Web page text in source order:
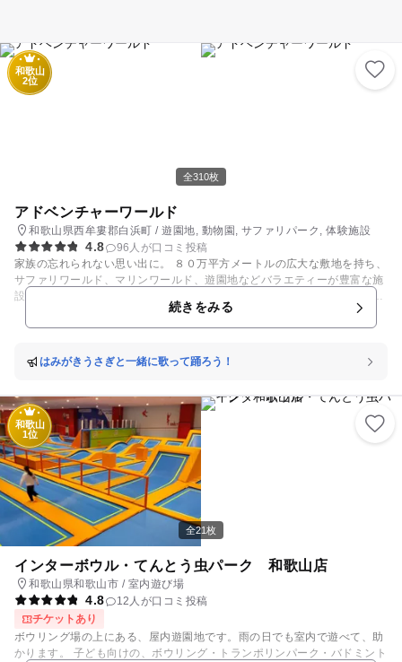
全310枚
和歌山
2位
アドベンチャーワールド
和歌山県西牟婁郡白浜町 / 遊園地, 動物園, サファリパーク, 体験施設
4.8
96人が口コミ投稿
家族の忘れられない思い出に。 ８０万平方メートルの広大な敷地を持ち、
サファリワールド、マリンワールド、遊園地などバラエティーが豊富な施
設が揃ったテーマパーク。サファリワールドやふれあい広場では、トラや
キリン、カバなどおなじみの動物を間近に楽しめます。イルカたちとトレ
ーナーが共演する大迫力のライブパフォーマンスや、アシカやハリスホー
が見れるアニマルアクションも。 他にも、海獣館や楽しいアトラクション
様々な種類のツアーも充実しています。 ★フィーディング体験/あり（詳
細はHPをご確認ください） ★小動物のふれあい広場/あり（詳細はHPを
ご確認ください） ★併設遊園地/あり
続きをみる
はみがきうさぎと一緒に歌って踊ろう！
全21枚
和歌山
1位
インターボウル・てんとう虫パーク 和歌山店
和歌山県和歌山市 / 室内遊び場
4.8
12人が口コミ投稿
チケットあり
ボウリング場の上にある、屋内遊園地です。雨の日でも室内で遊べて、助
かります。 子ども向けの、ボウリング・トランポリンパーク・バドミント